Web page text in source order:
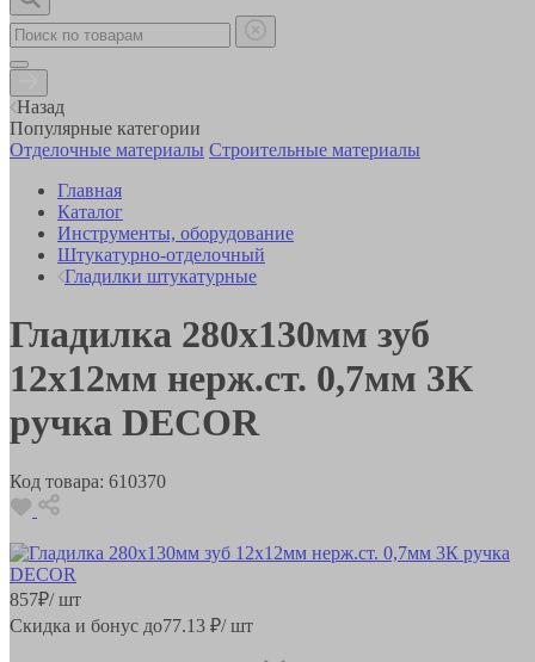
Назад
Популярные категории
Отделочные материалы Строительные материалы
Главная
Каталог
Инструменты, оборудование
Штукатурно-отделочный
Гладилки штукатурные
Гладилка 280х130мм зуб
12х12мм нерж.ст. 0,7мм 3К
ручка DECOR
Код товара: 610370
857₽/ шт
Скидка и бонус до77.13 ₽/ шт